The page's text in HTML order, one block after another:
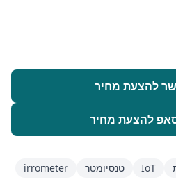
להצעת מחיר
להצעת מחיר
IoT טנסיומטר
irrometer